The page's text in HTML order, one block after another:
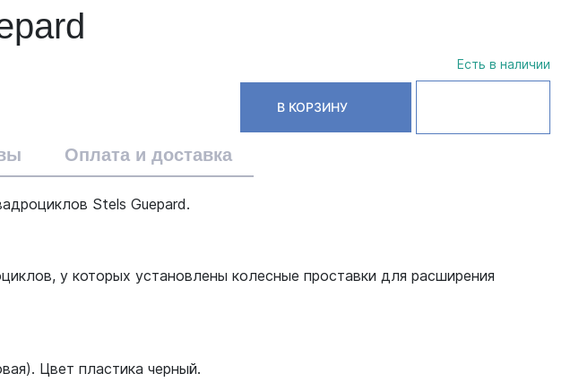
Есть в наличии
В КОРЗИНУ
Оплата и доставка
Stels Guepard.
у которых установлены колесные проставки для расширения
Цвет пластика черный.